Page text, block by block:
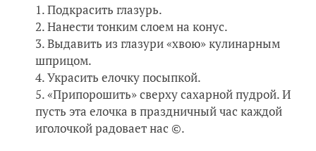
Подкрасить глазурь.
Нанести тонким слоем на конус.
Выдавить из глазури «хвою» кулинарным
шприцом.
Украсить елочку посыпкой.
«Припорошить» сверху сахарной пудрой. И
пусть эта елочка в праздничный час каждой
иголочкой радовает нас ©.